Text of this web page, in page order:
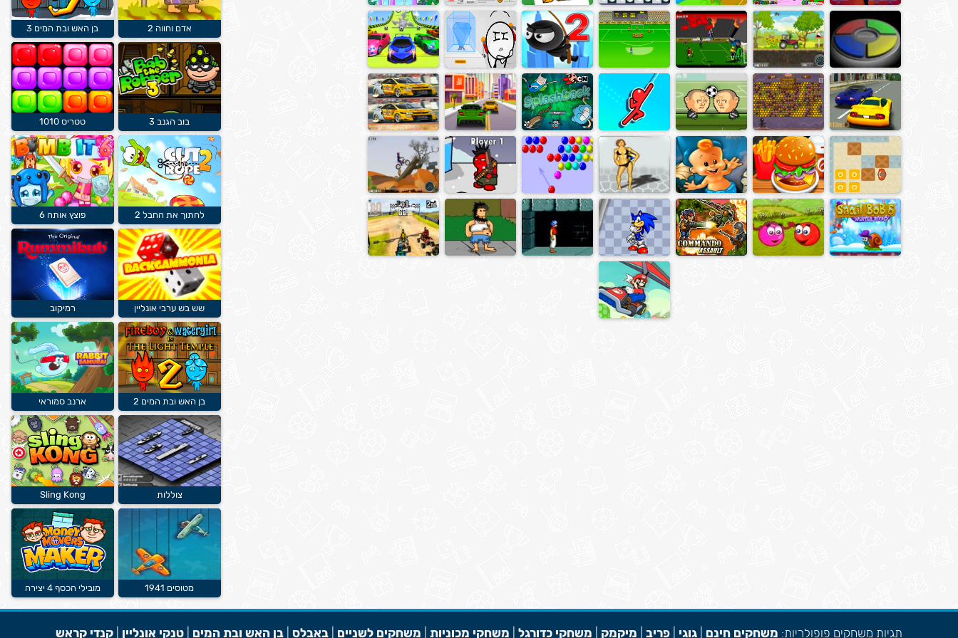
אדם וחווה 2 בן האש ובת המים 3
בוב הגנב 3 טטריס 1010
לחתוך את החבל 2 פוצץ אותה 6
שש בש ערבי אונליין רמיקוב
בן האש ובת המים 2 ארנב סמוראי
צוללות Sling Kong
מטוסים 1941 מובילי הכסף 4 יצירה
תגיות משחקים פופולריות: משחקים חינם גוגי פריב מיקמק משחקי כדורגל משחקי מכוניות משחקים לשניים באבלס בן האש ובת המים טנקי אונליין קנדי קראש